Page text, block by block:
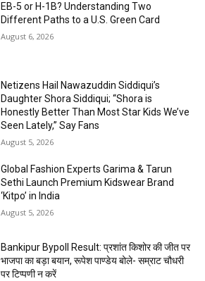
EB-5 or H-1B? Understanding Two
Different Paths to a U.S. Green Card
August 6, 2026
Netizens Hail Nawazuddin Siddiqui’s
Daughter Shora Siddiqui; “Shora is
Honestly Better Than Most Star Kids We’ve
Seen Lately,” Say Fans
August 5, 2026
Global Fashion Experts Garima & Tarun
Sethi Launch Premium Kidswear Brand
‘Kitpo’ in India
August 5, 2026
Bankipur Bypoll Result: प्रशांत किशोर की जीत पर
भाजपा का बड़ा बयान, रूपेश पाण्डेय बोले- सम्राट चौधरी
पर टिप्पणी न करें